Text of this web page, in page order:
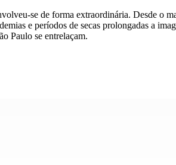
se de forma extraordinária. Desde o
e períodos de secas prolongadas a
Paulo se entrelaçam.